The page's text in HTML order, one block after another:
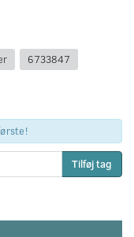
6733847
Tilføj tag